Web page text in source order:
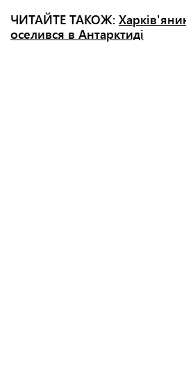
ЧИТАЙТЕ ТАКОЖ:
оселився в Антарктиді